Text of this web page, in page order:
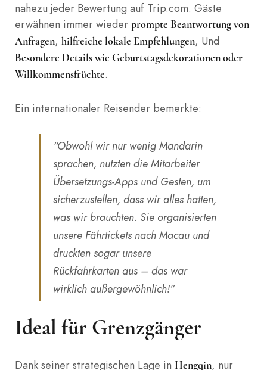
nahezu jeder Bewertung auf Trip.com. Gäste
erwähnen immer wieder prompte Beantwortung von
Anfragen, hilfreiche lokale Empfehlungen, Und
Besondere Details wie Geburtstagsdekorationen oder
Willkommensfrüchte.
Ein internationaler Reisender bemerkte:
“Obwohl wir nur wenig Mandarin
sprachen, nutzten die Mitarbeiter
Übersetzungs-Apps und Gesten, um
sicherzustellen, dass wir alles hatten,
was wir brauchten. Sie organisierten
unsere Fährtickets nach Macau und
druckten sogar unsere
Rückfahrkarten aus – das war
wirklich außergewöhnlich!”
Ideal für Grenzgänger
Dank seiner strategischen Lage in Hengqin, nur